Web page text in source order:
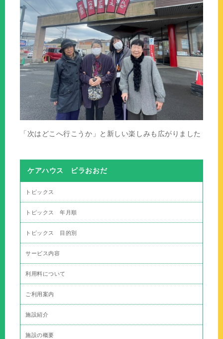
「次はどこへ行こうか」と新しい楽しみも広がりました
ケアハウス ビラおおだ
トピックス
トピックス 年月順
トピックス 目的別
サービス内容
利用料について
ご利用案内
施設紹介
施設の概要